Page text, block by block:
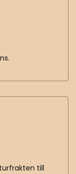
till